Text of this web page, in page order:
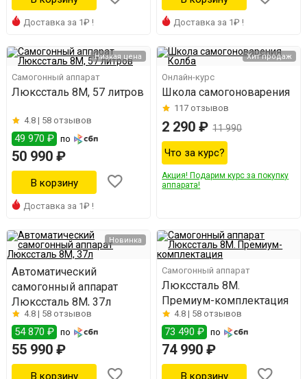
Доставка за 1₽ ! Доставка за 1₽ !
Низкая цена
Самогонный аппарат
Люкссталь 8М, 57 литров
4.8 | 58 отзывов
49 970 ₽ по
50 990 ₽
Доставка за 1₽ !
Хит продаж
Онлайн-курс
Школа самогоноварения
117 отзывов
2 290 ₽ 11 990
Что за курс?
Акция! Подарим курс за покупку
аппарата!
Новинка
Автоматический
самогонный аппарат
Люкссталь 8М, 37л
4.8 | 58 отзывов
54 870 ₽ по
55 990 ₽
Самогонный аппарат
Люкссталь 8M.
Премиум-комплектация
4.8 | 58 отзывов
73 490 ₽ по
74 990 ₽